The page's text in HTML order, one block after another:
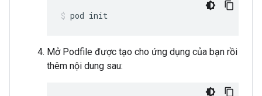
pod init
Mở Podfile được tạo cho ứng dụng của bạn rồi
thêm nội dung sau: